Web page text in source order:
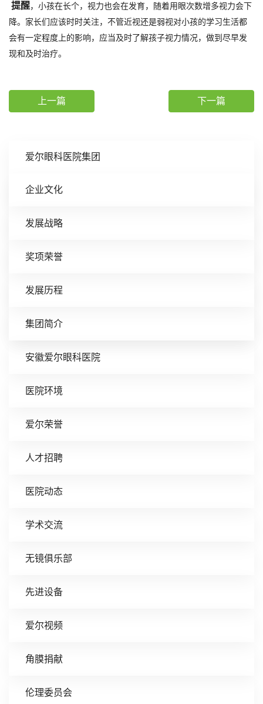
爱尔眼科医院集团
企业文化
发展战略
奖项荣誉
发展历程
集团简介
安徽爱尔眼科医院
医院环境
爱尔荣誉
人才招聘
医院动态
学术交流
无镜俱乐部
先进设备
爱尔视频
角膜捐献
伦理委员会
提醒，小孩在长个，视力也会在发育，随着用眼次数增多视力会下
降。家长们应该时时关注，不管近视还是弱视对小孩的学习生活都
会有一定程度上的影响，应当及时了解孩子视力情况，做到尽早发
现和及时治疗。
上一篇 下一篇